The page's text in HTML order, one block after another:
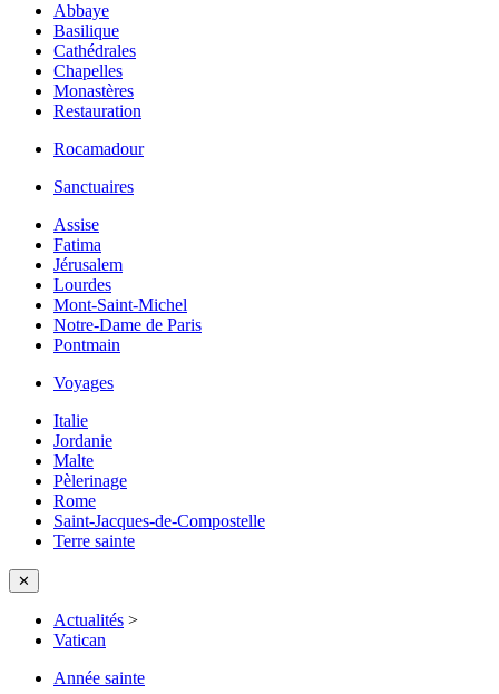
Abbaye
Basilique
Cathédrales
Chapelles
Monastères
Restauration
Rocamadour
Sanctuaires
Assise
Fatima
Jérusalem
Lourdes
Mont-Saint-Michel
Notre-Dame de Paris
Pontmain
Voyages
Italie
Jordanie
Malte
Pèlerinage
Rome
Saint-Jacques-de-Compostelle
Terre sainte
✕
Actualités >
Vatican
Année sainte